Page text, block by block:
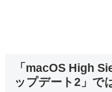
「macOS High
ップデート2」で